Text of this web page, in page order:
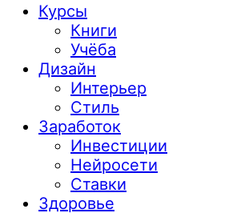
Курсы
Книги
Учёба
Дизайн
Интерьер
Стиль
Заработок
Инвестиции
Нейросети
Ставки
Здоровье